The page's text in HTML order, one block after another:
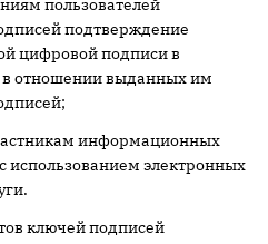
пользователей
подтверждение
цифровой подписи в
в отношении выданных им
информационных
использованием электронных
ключей подписей